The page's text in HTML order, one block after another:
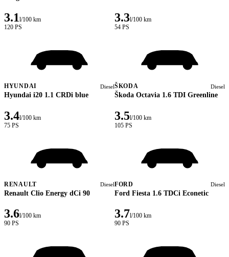
3.1l/100 km
120 PS
3.3l/100 km
54 PS
HYUNDAI Diesel
Hyundai i20 1.1 CRDi blue
3.4l/100 km
75 PS
ŠKODA Diesel
Škoda Octavia 1.6 TDI Greenline
3.5l/100 km
105 PS
RENAULT Diesel
Renault Clio Energy dCi 90
3.6l/100 km
90 PS
FORD Diesel
Ford Fiesta 1.6 TDCi Econetic
3.7l/100 km
90 PS